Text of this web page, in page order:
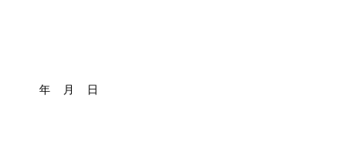
年 月 日